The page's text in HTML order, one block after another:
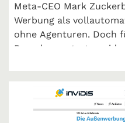
Meta-CEO Mark
Werbung als
ohne Agenturen. Doch
Branchenvertreter
CEO Maximilian